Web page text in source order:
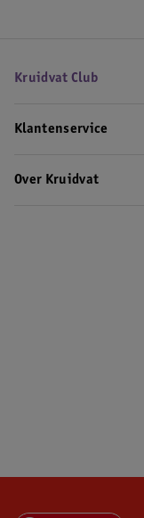
Kruidvat Club
Klantenservice
Over Kruidvat